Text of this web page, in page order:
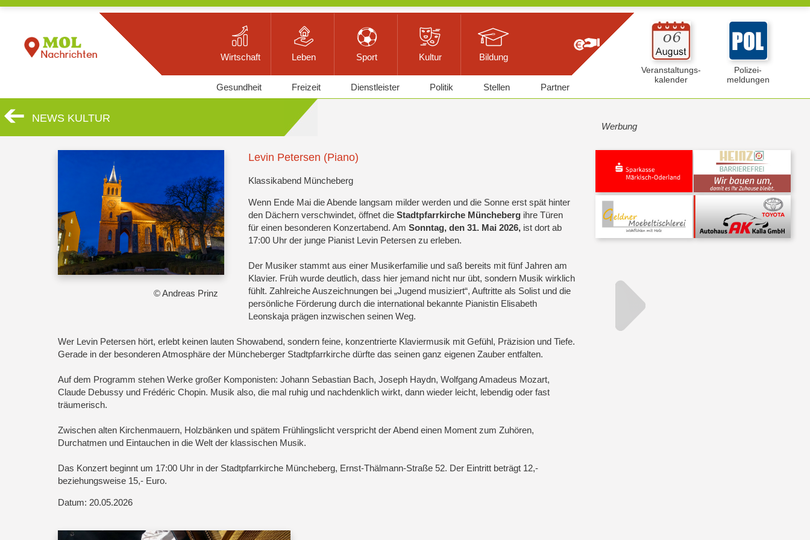
Wirtschaft Leben Sport Kultur Bildung
Veranstaltungs-
kalender
Polizei-
meldungen
Gesundheit Freizeit Dienstleister Politik Stellen Partner
NEWS KULTUR
© Andreas Prinz
Levin Petersen (Piano)
Klassikabend Müncheberg
Wenn Ende Mai die Abende langsam milder werden und die Sonne erst spät hinter
den Dächern verschwindet, öffnet dieStadtpfarrkirche Müncheberg ihre Türen
für einen besonderen Konzertabend. AmSonntag, den 31. Mai 2026, ist dort ab
17:00 Uhr der junge Pianist Levin Petersen zu erleben.
Der Musiker stammt aus einer Musikerfamilie und saß bereits mit fünf Jahren am
Klavier. Früh wurde deutlich, dass hier jemand nicht nur übt, sondern Musik wirklich
fühlt. Zahlreiche Auszeichnungen bei „Jugend musiziert“, Auftritte als Solist und die
persönliche Förderung durch die international bekannte Pianistin Elisabeth
Leonskaja prägen inzwischen seinen Weg.
Wer Levin Petersen hört, erlebt keinen lauten Showabend, sondern feine, konzentrierte Klaviermusik mit Gefühl, Präzision und Tiefe.
Gerade in der besonderen Atmosphäre der Müncheberger Stadtpfarrkirche dürfte das seinen ganz eigenen Zauber entfalten.
Auf dem Programm stehen Werke großer Komponisten: Johann Sebastian Bach, Joseph Haydn, Wolfgang Amadeus Mozart,
Claude Debussy und Frédéric Chopin. Musik also, die mal ruhig und nachdenklich wirkt, dann wieder leicht, lebendig oder fast
träumerisch.
Zwischen alten Kirchenmauern, Holzbänken und spätem Frühlingslicht verspricht der Abend einen Moment zum Zuhören,
Durchatmen und Eintauchen in die Welt der klassischen Musik.
Das Konzert beginnt um 17:00 Uhr in der Stadtpfarrkirche Müncheberg, Ernst-Thälmann-Straße 52. Der Eintritt beträgt 12,-
beziehungsweise 15,- Euro.
Datum: 20.05.2026
Werbung